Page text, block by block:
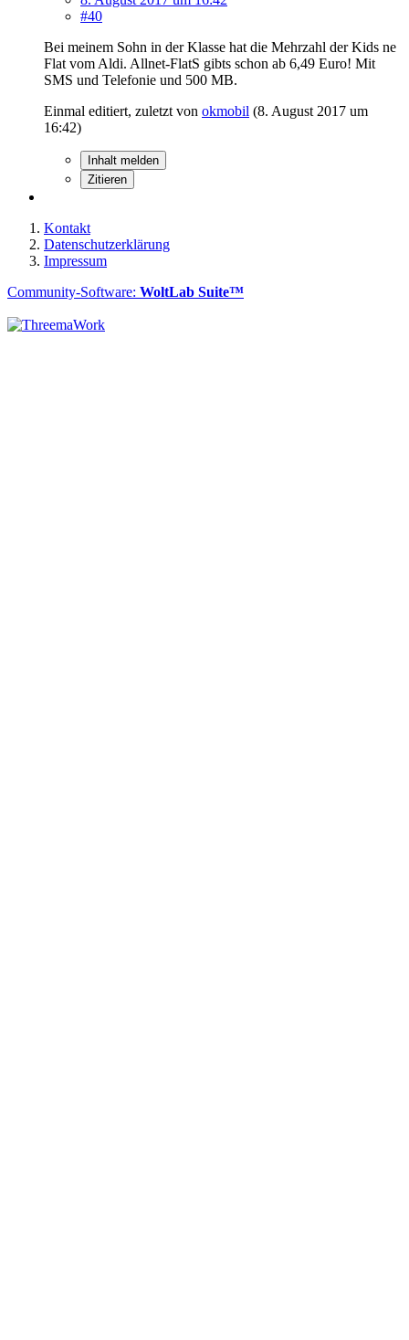
#40
Bei meinem Sohn in der Klasse hat die Mehrzahl der Kids ne
Flat vom Aldi. Allnet-FlatS gibts schon ab 6,49 Euro! Mit
SMS und Telefonie und 500 MB.
Einmal editiert, zuletzt von okmobil (8. August 2017 um
16:42)
Inhalt melden
Zitieren
Kontakt
Datenschutzerklärung
Impressum
Community-Software: WoltLab Suite™